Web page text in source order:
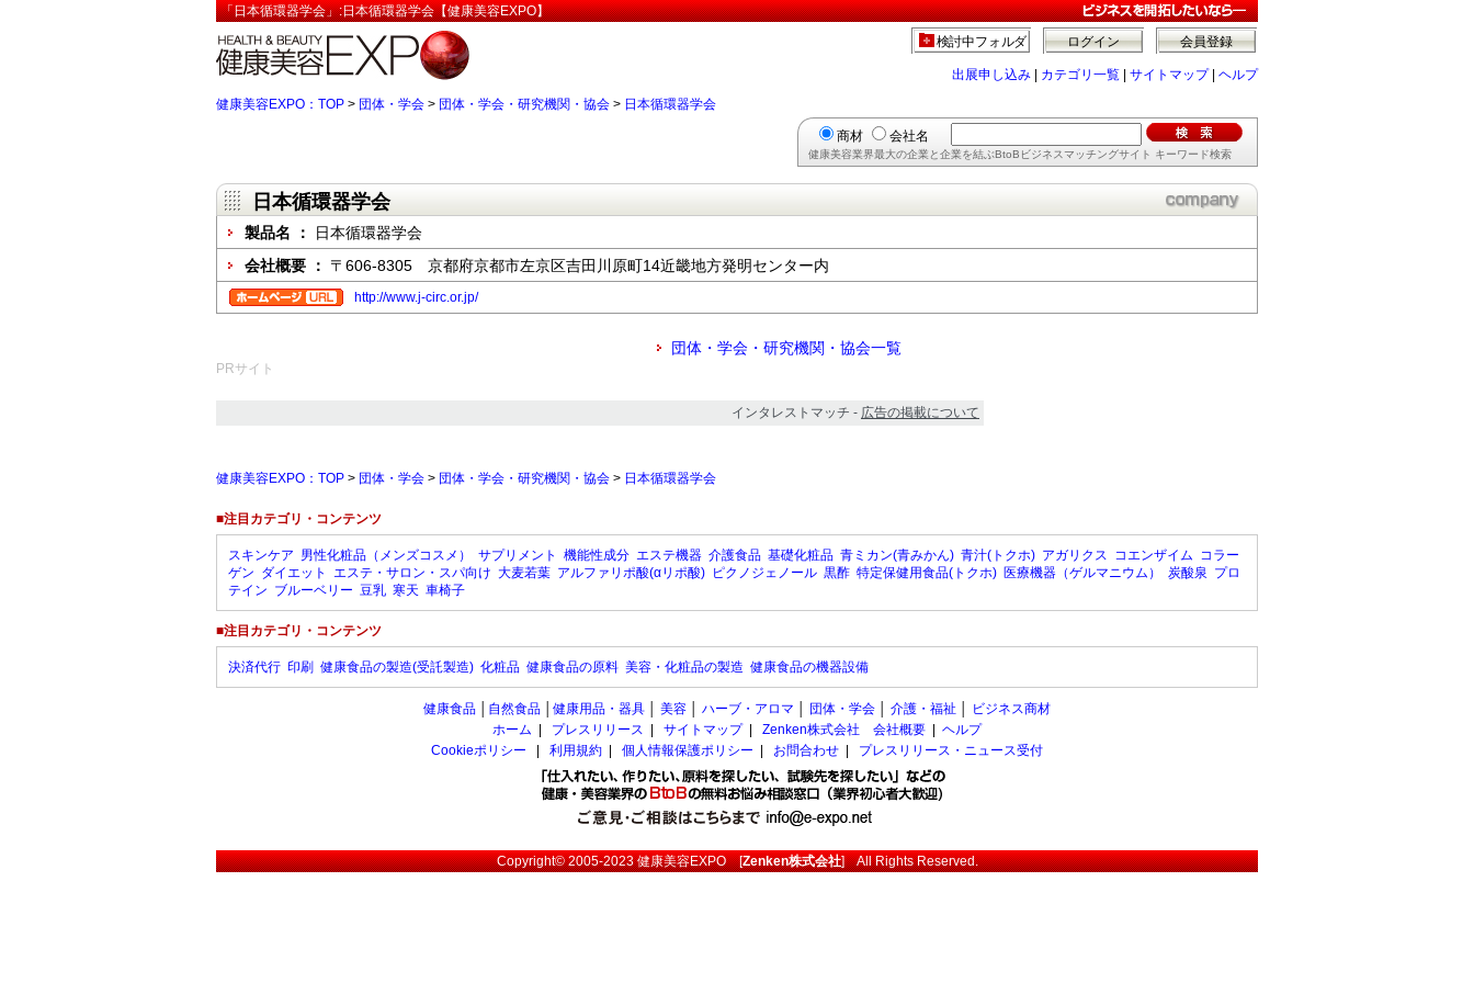
「日本循環器学会」:日本循環器学会【健康美容EXPO】
会員登録
ログイン
検討中フォルダ
出展申し込み カテゴリ一覧 サイトマップ| ヘルプ
健康美容EXPO：TOP > 団体・学会 > 団体・学会・研究機関・協会 > 日本循環器学会
商材 会社名
健康美容業界最大の企業と企業を結ぶBtoBビジネスマッチングサイト キーワード検索
日本循環器学会
製品名 ：
日本循環器学会
会社概要 ： 〒606-8305 京都府京都市左京区吉田川原町14近畿地方発明センター内
http://www.j-circ.or.jp/
団体・学会・研究機関・協会一覧
PRサイト
インタレストマッチ - 広告の掲載について
健康美容EXPO：TOP > 団体・学会 > 団体・学会・研究機関・協会 > 日本循環器学会
■注目カテゴリ・コンテンツ
スキンケア 男性化粧品（メンズコスメ） サプリメント 機能性成分 エステ機器 介護食品 基礎化粧品 青ミカン(青みかん) 青汁(トクホ) アガリクス コエンザイム コラー
ゲン ダイエット エステ・サロン・スパ向け 大麦若葉 アルファリポ酸(αリポ酸) ピクノジェノール 黒酢 特定保健用食品(トクホ) 医療機器（ゲルマニウム） 炭酸泉 プロ
テイン ブルーベリー 豆乳 寒天 車椅子
■注目カテゴリ・コンテンツ
決済代行 印刷 健康食品の製造(受託製造) 化粧品 健康食品の原料 美容・化粧品の製造 健康食品の機器設備
健康食品 自然食品 健康用品・器具 美容 ハーブ・アロマ 団体・学会 介護・福祉
ビジネス商材
ホーム
プレスリリース サイトマップ| Zenken株式会社 会社概要
ヘルプ
Cookieポリシー
利用規約 個人情報保護ポリシー お問合わせ プレスリリース・ニュース受付
Copyright© 2005-2023健康美容EXPO[Zenken株式会社] All Rights Reserved.